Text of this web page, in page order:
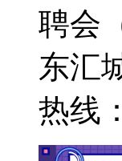
聘会
东汇
热线